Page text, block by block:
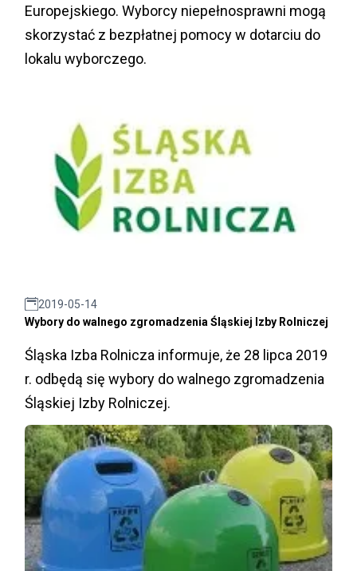
Europejskiego. Wyborcy niepełnosprawni mogą
skorzystać z bezpłatnej pomocy w dotarciu do
lokalu wyborczego.
2019-05-14
Wybory do walnego zgromadzenia Śląskiej Izby Rolniczej
Śląska Izba Rolnicza informuje, że 28 lipca 2019
r. odbędą się wybory do walnego zgromadzenia
Śląskiej Izby Rolniczej.